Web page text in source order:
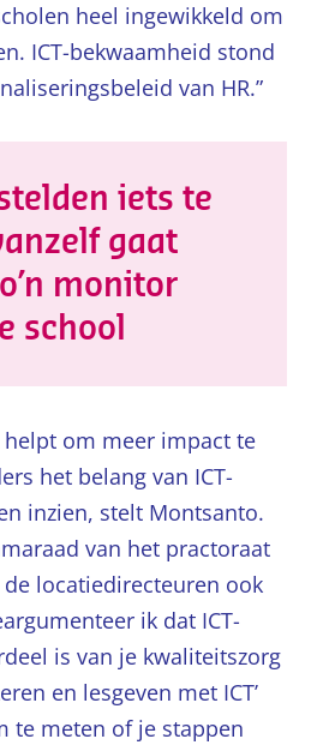
heel ingewikkeld om
ICT-bekwaamheid stond
van HR.”
iets te
gaat
monitor
school
om meer impact te
het belang van ICT-
inzien, stelt Montsanto.
van het practoraat
locatiedirecteuren ook
ik dat ICT-
is van je kwaliteitszorg
en lesgeven met ICT’
te meten of je stappen